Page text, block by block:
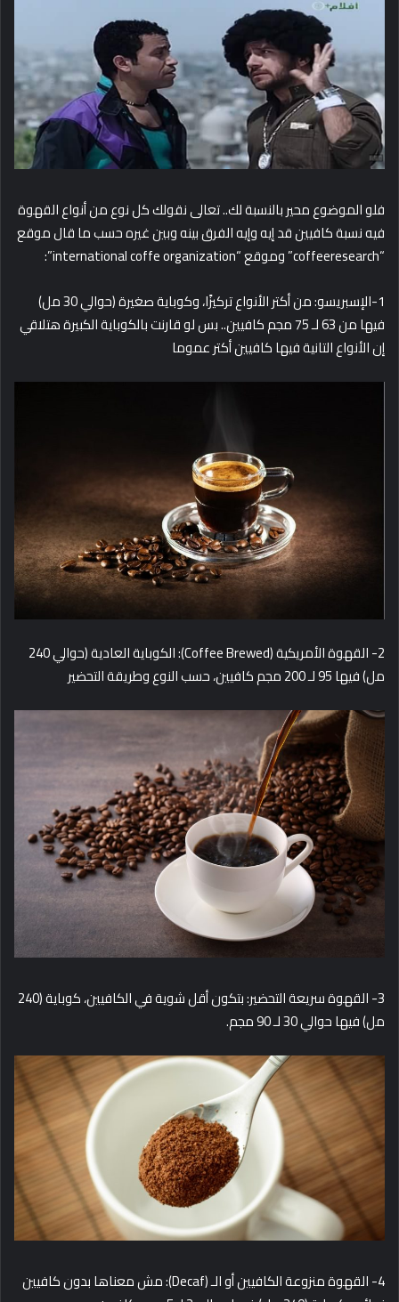
فلو الموضوع محير بالنسبة لك.. تعالى نقولك كل نوع من أنواع القهوة
فيه نسبة كافيين قد إيه وإيه الفرق بينه وبين غيره حسب ما قال موقع
“coffeeresearch” وموقع “international coffe organization”:
1-الإسبريسو: من أكتر الأنواع تركيزًا، وكوباية صغيرة (حوالي 30 مل)
فيها من 63 لـ 75 مجم كافيين.. بس لو قارنت بالكوباية الكبيرة هتلاقي
إن الأنواع التانية فيها كافيين أكتر عموما
2- القهوة الأمريكية (Coffee Brewed): الكوباية العادية (حوالي 240
مل) فيها 95 لـ 200 مجم كافيين، حسب النوع وطريقة التحضير
3- القهوة سريعة التحضير: بتكون أقل شوية في الكافيين، كوباية (240
مل) فيها حوالي 30 لـ 90 مجم.
4- القهوة منزوعة الكافيين أو الـ (Decaf): مش معناها بدون كافيين